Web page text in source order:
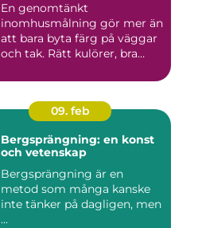
En genomtänkt
inomhusmålning gör mer än
att bara byta färg på väggar
och tak. Rätt kulörer, bra
09. feb
Bergsprängning: en konst
och vetenskap
Bergsprängning är en
metod som många kanske
inte tänker på dagligen, men
...